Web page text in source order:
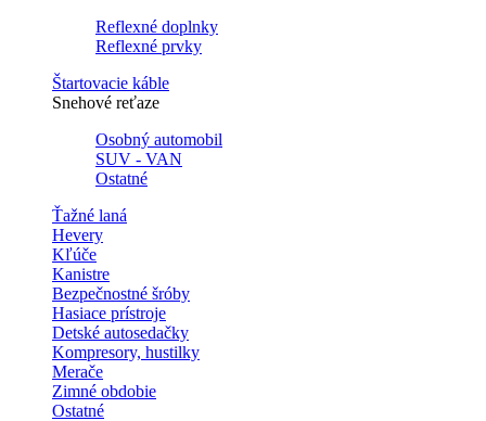
Reflexné doplnky
Reflexné prvky
Štartovacie káble
Snehové reťaze
Osobný automobil
SUV - VAN
Ostatné
Ťažné laná
Hevery
Kľúče
Kanistre
Bezpečnostné šróby
Hasiace prístroje
Detské autosedačky
Kompresory, hustilky
Merače
Zimné obdobie
Ostatné